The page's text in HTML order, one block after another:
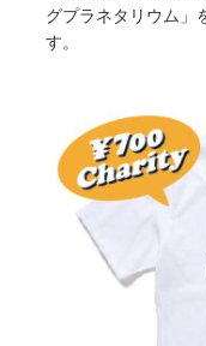
グプラネタリウム」
す。